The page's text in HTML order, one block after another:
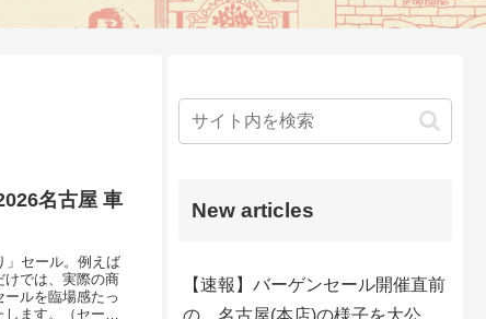
名古屋 車
」セール。例えば
けでは、実際の商
ルを臨場感たっ
ます。（セール
New articles
【速報】バーゲンセール開催直前
の、名古屋(本店)の様子を大公